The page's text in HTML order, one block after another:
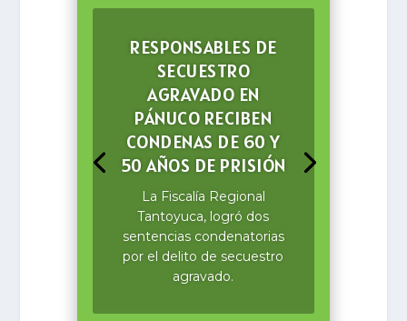
RESPONSABLES DE
SECUESTRO
AGRAVADO EN
PÁNUCO RECIBEN
CONDENAS DE 60 Y
50 AÑOS DE PRISIÓN
La Fiscalía Regional
Tantoyuca, logró dos
sentencias condenatorias
por el delito de secuestro
agravado.